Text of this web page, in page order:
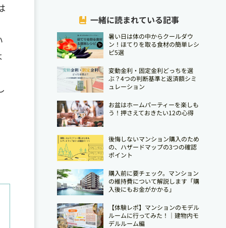
一緒に読まれている記事
暑い日は体の中からクールダウ
ン！ほてりを取る食材の簡単レシ
ピ5選
変動金利・固定金利どっちを選
ぶ？4つの判断基準と返済額シミ
ュレーション
お盆はホームパーティーを楽しも
う！押さえておきたい12の心得
後悔しないマンション購入のため
の、ハザードマップの3つの確認
ポイント
購入前に要チェック。マンション
の維持費について解説します「購
入後にもお金がかかる」
【体験レポ】マンションのモデル
ルームに行ってみた！｜建物内モ
デルルーム編